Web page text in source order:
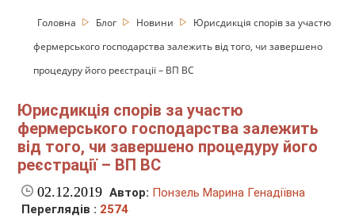
Головна Блог Новини
Юрисдикція спорів за участю
фермерського господарства залежить від того, чи завершено
процедуру його реєстрації – ВП ВС
Юрисдикція спорів за участю
фермерського господарства залежить
від того, чи завершено процедуру його
реєстрації – ВП ВС
02.12.2019 Автор: Понзель Марина Генадіївна
Переглядів : 2574